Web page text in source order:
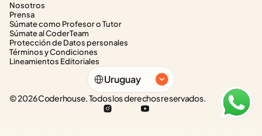
Nosotros
Prensa
Súmate como Profesor o Tutor
Súmate al CoderTeam
Protección de Datos personales
Términos y Condiciones
Lineamientos Editoriales
Select Language
Uruguay
© 2026 Coderhouse. Todos los derechos reservados.